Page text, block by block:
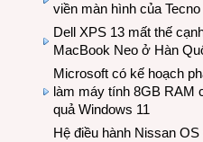
viền màn hình của Tecno
Dell XPS 13 mất thế
MacBook Neo ở Hàn
Microsoft có kế hoạch
làm máy tính 8GB RAM
quả Windows 11
Hệ điều hành Nissan